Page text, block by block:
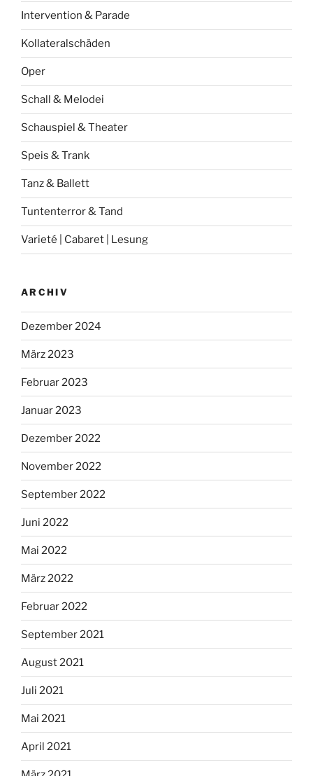
Intervention & Parade
Kollateralschäden
Oper
Schall & Melodei
Schauspiel & Theater
Speis & Trank
Tanz & Ballett
Tuntenterror & Tand
Varieté | Cabaret | Lesung
ARCHIV
Dezember 2024
März 2023
Februar 2023
Januar 2023
Dezember 2022
November 2022
September 2022
Juni 2022
Mai 2022
März 2022
Februar 2022
September 2021
August 2021
Juli 2021
Mai 2021
April 2021